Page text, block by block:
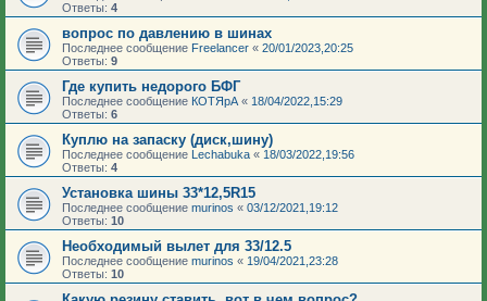
Ответы: 4
вопрос по давлению в шинах
Последнее сообщение Freelancer « 20/01/2023,20:25
Ответы: 9
Где купить недорого БФГ
Последнее сообщение КОТЯрА « 18/04/2022,15:29
Ответы: 6
Куплю на запаску (диск,шину)
Последнее сообщение Lechabuka « 18/03/2022,19:56
Ответы: 4
Установка шины 33*12,5R15
Последнее сообщение murinos « 03/12/2021,19:12
Ответы: 10
Необходимый вылет для 33/12.5
Последнее сообщение murinos « 19/04/2021,23:28
Ответы: 10